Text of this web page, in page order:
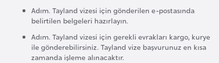
Adım. Tayland vizesi için gönderilen e-postasında
belirtilen belgeleri hazırlayın.
Adım. Tayland vizesi için gerekli evrakları kargo, kurye
ile gönderebilirsiniz. Tayland vize başvurunuz en kısa
zamanda işleme alınacaktır.